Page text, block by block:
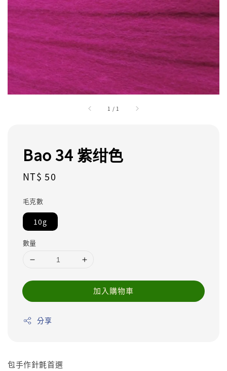
1 / 1
Bao 34 紫绀色
Regular
NT$ 50
毛克數
10g
數量
加入購物車
分享
包手作針氈首選